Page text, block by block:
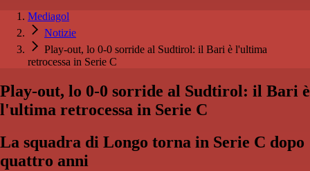
Mediagol
Notizie
Play-out, lo 0-0 sorride al Sudtirol: il Bari è l'ultima
retrocessa in Serie C
Play-out, lo 0-0 sorride al Sudtirol: il Bari è
l'ultima retrocessa in Serie C
La squadra di Longo torna in Serie C dopo
quattro anni